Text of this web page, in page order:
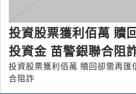
投資股票獲利佰萬 贖
投資金 苗警銀聯合阻
投資股票獲利佰萬 贖回卻需再匯倍數投資金 苗警銀聯
合阻詐